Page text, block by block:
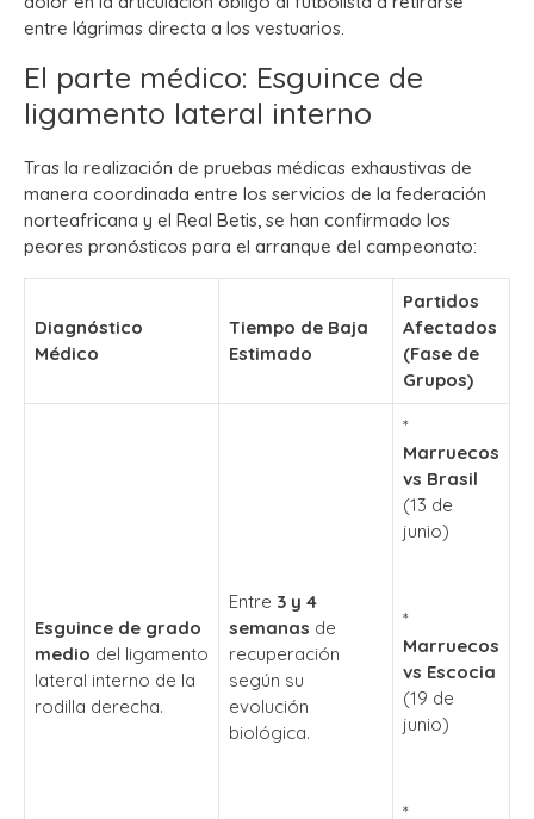
entre lágrimas directa a los vestuarios.
El parte médico: Esguince de
ligamento lateral interno
Tras la realización de pruebas médicas exhaustivas de
manera coordinada entre los servicios de la federación
norteafricana y el Real Betis, se han confirmado los
peores pronósticos para el arranque del campeonato:
Diagnóstico
Médico
Tiempo de Baja
Estimado
Partidos
Afectados
(Fase de
Grupos)
Esguince de grado
medio del ligamento
lateral interno de la
rodilla derecha.
Entre 3 y 4
semanas de
recuperación
según su
evolución
biológica.
*
Marruecos
vs Brasil
(13 de
junio)
*
Marruecos
vs Escocia
(19 de
junio)
*